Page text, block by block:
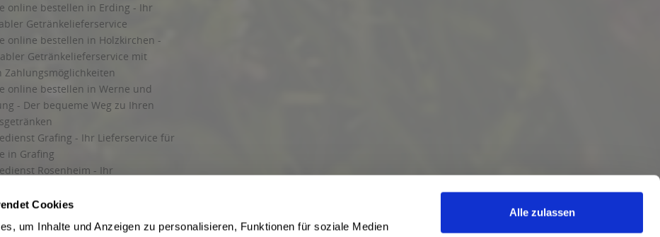
Cookies
um Inhalte und Anzeigen zu personalisieren, Funktionen für soziale Medien
Alle zulassen
online bestellen in Erding - Ihr
Getränkelieferservice
online bestellen in Holzkirchen -
Getränkelieferservice mit
Zahlungsmöglichkeiten
online bestellen in Werne und
- Der bequeme Weg zu Ihren
Grafing - Ihr Lieferservice für
in Grafing
Rosenheim - Ihr
in Starnberg